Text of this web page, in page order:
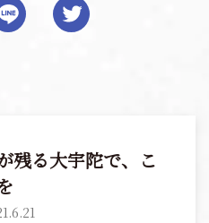
残る大宇陀で、こ